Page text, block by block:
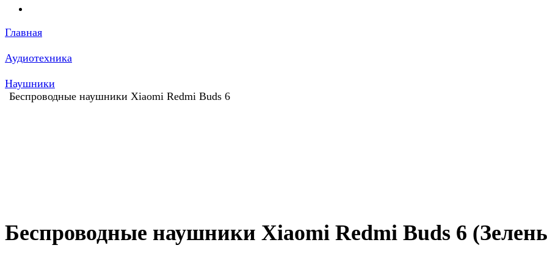
Главная
Аудиотехника
Наушники
Беспроводные наушники Xiaomi Redmi Buds 6
Беспроводные наушники Xiaomi Redmi Buds 6